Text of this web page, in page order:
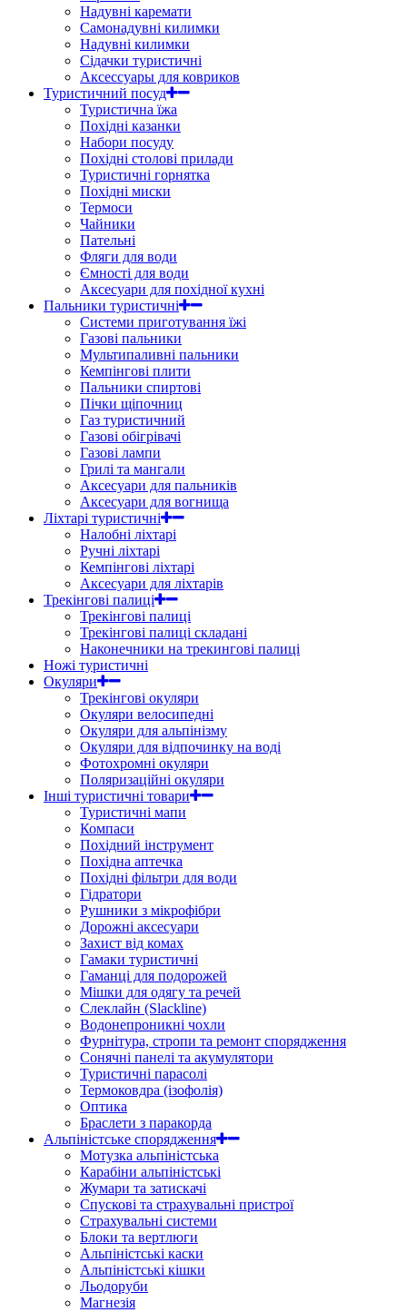
Надувні каремати
Самонадувні килимки
Надувні килимки
Сідачки туристичні
Аксессуары для ковриков
Туристичний посуд
Туристична їжа
Похідні казанки
Набори посуду
Похідні столові прилади
Туристичні горнятка
Похідні миски
Термоси
Чайники
Пательні
Фляги для води
Ємності для води
Аксесуари для похідної кухні
Пальники туристичні
Системи приготування їжі
Газові пальники
Мультипаливні пальники
Кемпінгові плити
Пальники спиртові
Пічки щіпочниц
Газ туристичний
Газові обігрівачі
Газові лампи
Грилі та мангали
Аксесуари для пальників
Аксесуари для вогнища
Ліхтарі туристичні
Налобні ліхтарі
Ручні ліхтарі
Кемпінгові ліхтарі
Аксесуари для ліхтарів
Трекінгові палиці
Трекінгові палиці
Трекінгові палиці складані
Наконечники на трекингові палиці
Ножі туристичні
Окуляри
Трекінгові окуляри
Окуляри велосипедні
Окуляри для альпінізму
Окуляри для відпочинку на воді
Фотохромні окуляри
Поляризаційні окуляри
Інші туристичні товари
Туристичні мапи
Компаси
Похідний інструмент
Похідна аптечка
Похідні фільтри для води
Гідратори
Рушники з мікрофібри
Дорожні аксесуари
Захист від комах
Гамаки туристичні
Гаманці для подорожей
Мішки для одягу та речей
Слеклайн (Slackline)
Водонепроникні чохли
Фурнітура, стропи та ремонт спорядження
Сонячні панелі та акумулятори
Туристичні парасолі
Термоковдра (ізофолія)
Оптика
Браслети з паракорда
Альпіністське спорядження
Мотузка альпіністська
Карабіни альпіністські
Жумари та затискачі
Спускові та страхувальні пристрої
Страхувальні системи
Блоки та вертлюги
Альпіністські каски
Альпіністські кішки
Льодоруби
Магнезія